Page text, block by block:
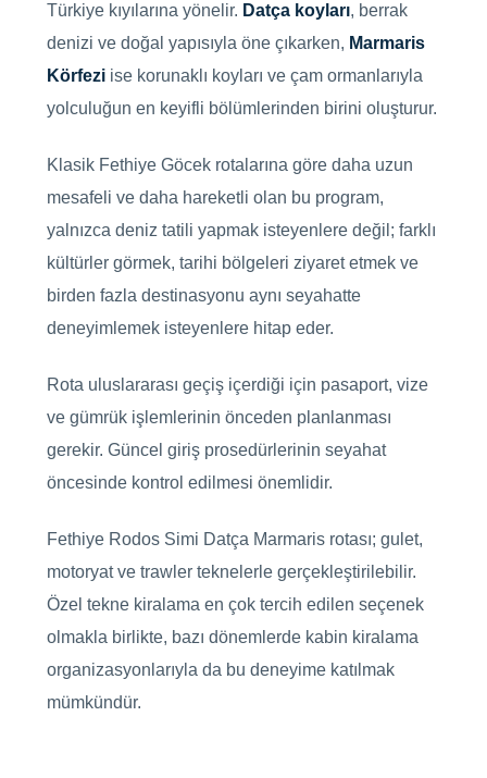
Türkiye kıyılarına yönelir. Datça koyları, berrak
denizi ve doğal yapısıyla öne çıkarken, Marmaris
Körfezi ise korunaklı koyları ve çam ormanlarıyla
yolculuğun en keyifli bölümlerinden birini oluşturur.
Klasik Fethiye Göcek rotalarına göre daha uzun
mesafeli ve daha hareketli olan bu program,
yalnızca deniz tatili yapmak isteyenlere değil; farklı
kültürler görmek, tarihi bölgeleri ziyaret etmek ve
birden fazla destinasyonu aynı seyahatte
deneyimlemek isteyenlere hitap eder.
Rota uluslararası geçiş içerdiği için pasaport, vize
ve gümrük işlemlerinin önceden planlanması
gerekir. Güncel giriş prosedürlerinin seyahat
öncesinde kontrol edilmesi önemlidir.
Fethiye Rodos Simi Datça Marmaris rotası; gulet,
motoryat ve trawler teknelerle gerçekleştirilebilir.
Özel tekne kiralama en çok tercih edilen seçenek
olmakla birlikte, bazı dönemlerde kabin kiralama
organizasyonlarıyla da bu deneyime katılmak
mümkündür.